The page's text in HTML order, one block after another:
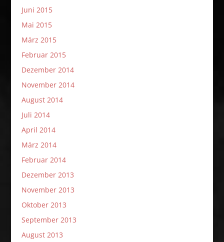
Juni 2015
Mai 2015
März 2015
Februar 2015
Dezember 2014
November 2014
August 2014
Juli 2014
April 2014
März 2014
Februar 2014
Dezember 2013
November 2013
Oktober 2013
September 2013
August 2013